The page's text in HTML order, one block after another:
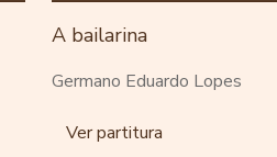
A bailarina
Germano Eduardo Lopes
Ver partitura